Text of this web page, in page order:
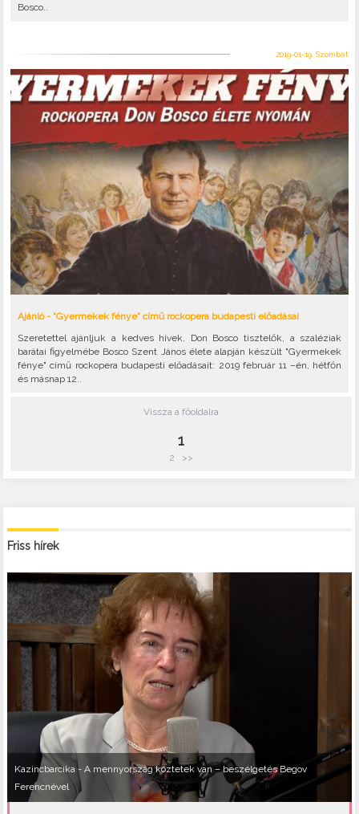
Bosco..
2019-01-19, Szombat
Ajánló - "Gyermekek fénye" című rockopera budapesti előadásai
Szeretettel ajánljuk a kedves hívek, Don Bosco tisztelők, a szaléziak
barátai figyelmébe Bosco Szent János élete alapján készült "Gyermekek
fénye" című rockopera budapesti előadásait: 2019 február 11 –én, hétfőn
és másnap 12..
Vissza a főoldalra
1
2 >>
Friss hírek
Kazincbarcika - A mennyország köztetek van – beszélgetés Begov
Ferencnével